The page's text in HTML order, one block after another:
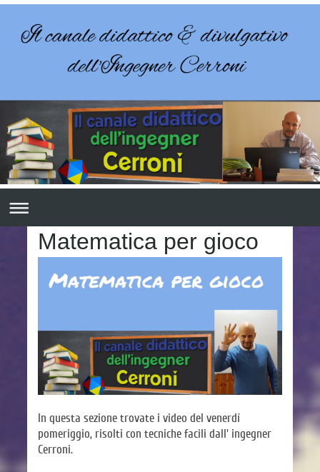
Matematica per gioco
In questa sezione trovate i video del venerdí
pomeriggio, risolti con tecniche facili dall' ingegner
Cerroni.